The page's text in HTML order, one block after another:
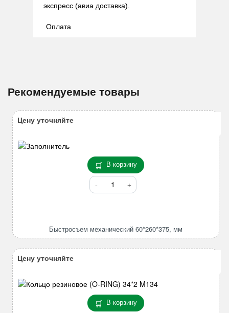
экспресс (авиа доставка).
Оплата
Рекомендуемые товары
В корзину
Количество
товара
мм
Быстросъем механический 60*260*375, мм
Цену уточняйте
В корзину
Цену уточняйте